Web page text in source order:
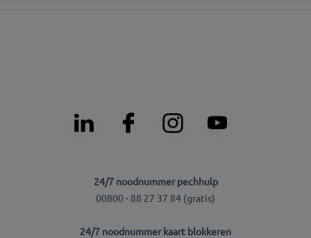
24/7 noodnummer pechhulp
00800 - 88 27 37 84 (gratis)
24/7 noodnummer kaart blokkeren